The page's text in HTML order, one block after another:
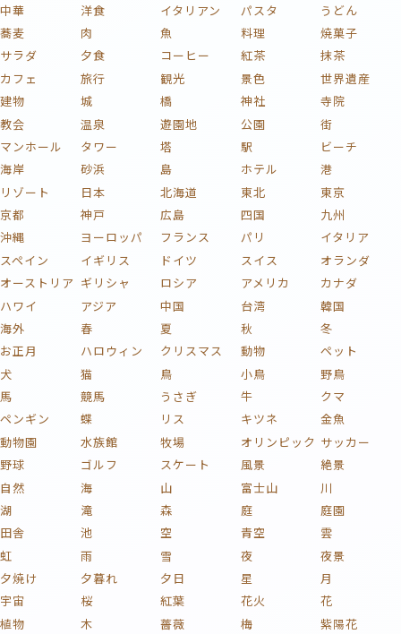
中華
洋食 イタリアン パスタ
うどん
蕎麦
肉 魚 料理
焼菓子
サラダ
夕食 コーヒー 紅茶
抹茶
カフェ
旅行 観光 景色
世界遺産
建物
城 橋 神社
寺院
教会
温泉 遊園地 公園
街
マンホール
タワー 塔 駅
ビーチ
海岸
砂浜 島 ホテル
港
リゾート
日本 北海道 東北
東京
京都
神戸 広島 四国
九州
沖縄
ヨーロッパ フランス パリ
イタリア
スペイン
イギリス ドイツ スイス
オランダ
オーストリア ギリシャ ロシア アメリカ
カナダ
ハワイ
アジア 中国 台湾
韓国
海外
春 夏 秋
冬
お正月
ハロウィン クリスマス 動物
ペット
犬
猫 鳥 小鳥
野鳥
馬
競馬 うさぎ 牛
クマ
ペンギン
蝶 リス キツネ
金魚
動物園
水族館 牧場 オリンピック サッカー
野球
ゴルフ スケート 風景
絶景
自然
海 山 富士山
川
湖
滝 森 庭
庭園
田舎
池 空 青空
雲
虹
雨 雪 夜
夜景
夕焼け
夕暮れ 夕日 星
月
宇宙
桜 紅葉 花火
花
植物
木 薔薇 梅
紫陽花